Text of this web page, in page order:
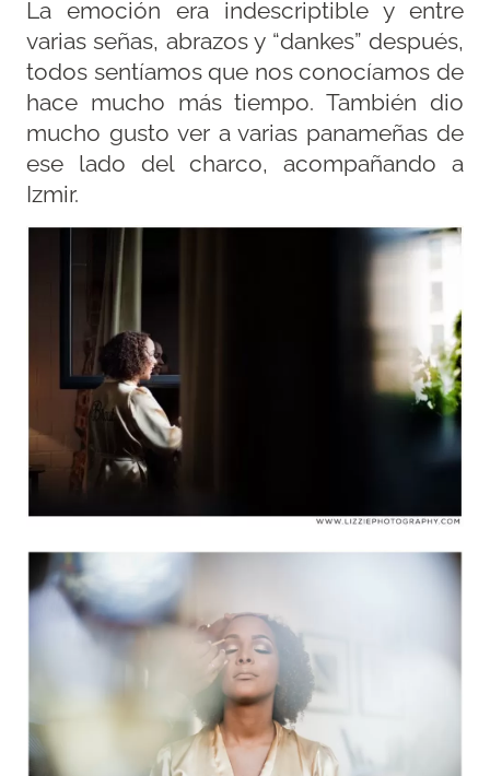
La emoción era indescriptible y entre
varias señas, abrazos y “dankes” después,
todos sentíamos que nos conocíamos de
hace mucho más tiempo. También dio
mucho gusto ver a varias panameñas de
ese lado del charco, acompañando a
Izmir.